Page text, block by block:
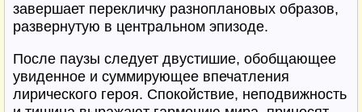
завершает перекличку разноплановых образов,
развернутую в центральном эпизоде.
После паузы следует двустишие, обобщающее
увиденное и суммирующее впечатления
лирического героя. Спокойствие, неподвижность